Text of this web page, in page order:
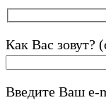
Как Вас зовут?
Введите Ваш e-